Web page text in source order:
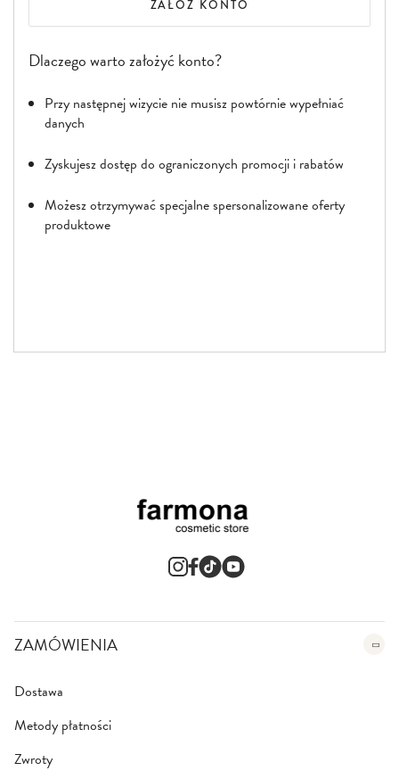
ZAŁÓŻ KONTO
Dlaczego warto założyć konto?
Przy następnej wizycie nie musisz powtórnie wypełniać
danych
Zyskujesz dostęp do ograniczonych promocji i rabatów
Możesz otrzymywać specjalne spersonalizowane oferty
produktowe
ZAMÓWIENIA
Dostawa
Metody płatności
Zwroty